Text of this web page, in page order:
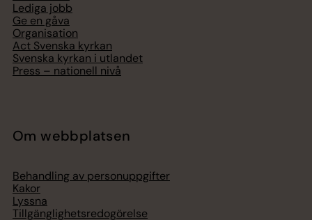
Lediga jobb
Ge en gåva
Organisation
Act Svenska kyrkan
Svenska kyrkan i utlandet
Press – nationell nivå
Om webbplatsen
Behandling av personuppgifter
Kakor
Lyssna
Tillgänglighetsredogörelse